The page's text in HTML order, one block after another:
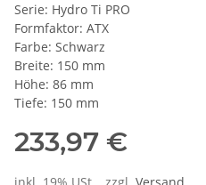
Serie: Hydro Ti PRO
Formfaktor: ATX
Farbe: Schwarz
Breite: 150 mm
Höhe: 86 mm
Tiefe: 150 mm
233,97 €